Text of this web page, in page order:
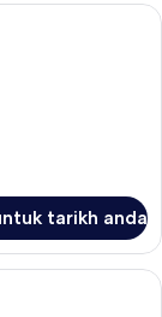
tidur premium, bar
tarikh anda